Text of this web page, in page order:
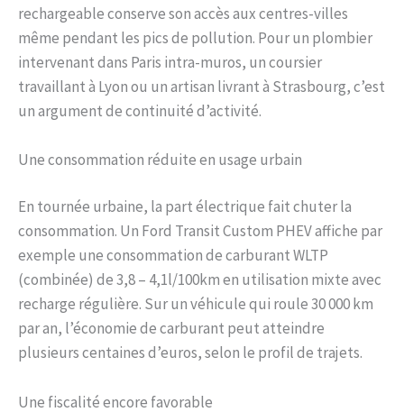
rechargeable conserve son accès aux centres-villes
même pendant les pics de pollution. Pour un plombier
intervenant dans Paris intra-muros, un coursier
travaillant à Lyon ou un artisan livrant à Strasbourg, c’est
un argument de continuité d’activité.
Une consommation réduite en usage urbain
En tournée urbaine, la part électrique fait chuter la
consommation. Un Ford Transit Custom PHEV affiche par
exemple une consommation de carburant WLTP
(combinée) de 3,8 – 4,1l/100km en utilisation mixte avec
recharge régulière. Sur un véhicule qui roule 30 000 km
par an, l’économie de carburant peut atteindre
plusieurs centaines d’euros, selon le profil de trajets.
Une fiscalité encore favorable